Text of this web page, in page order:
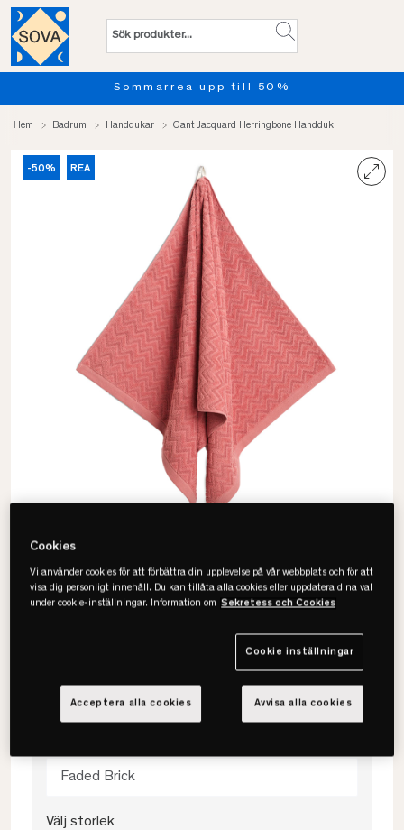
Sommarrea upp till 50%
Hem Badrum Handdukar Gant Jacquard Herringbone Handduk
-50% REA
Jacquard Herringbone Handduk
Faded Brick
Välj storlek
Cookies
Vi använder cookies för att förbättra din upplevelse på vår webbplats och för att
visa dig personligt innehåll. Du kan tillåta alla cookies eller uppdatera dina val
under cookie-inställningar. Information om Sekretess och Cookies
Cookie inställningar
Avvisa alla cookies
Acceptera alla cookies